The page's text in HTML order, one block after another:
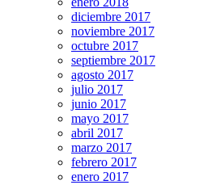
diciembre 2017
noviembre 2017
octubre 2017
septiembre 2017
agosto 2017
julio 2017
junio 2017
mayo 2017
abril 2017
marzo 2017
febrero 2017
enero 2017